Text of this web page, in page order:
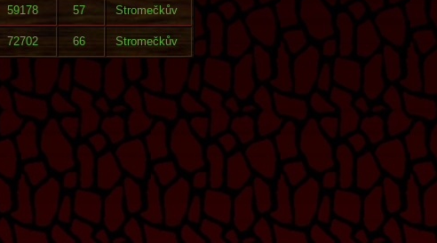
59178 57
Stromečkův
72702 66 Stromečkův